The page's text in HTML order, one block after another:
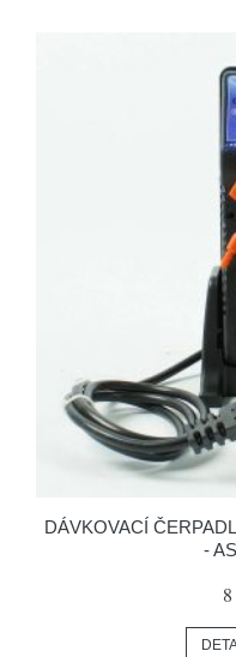
DÁVKOVACÍ
-